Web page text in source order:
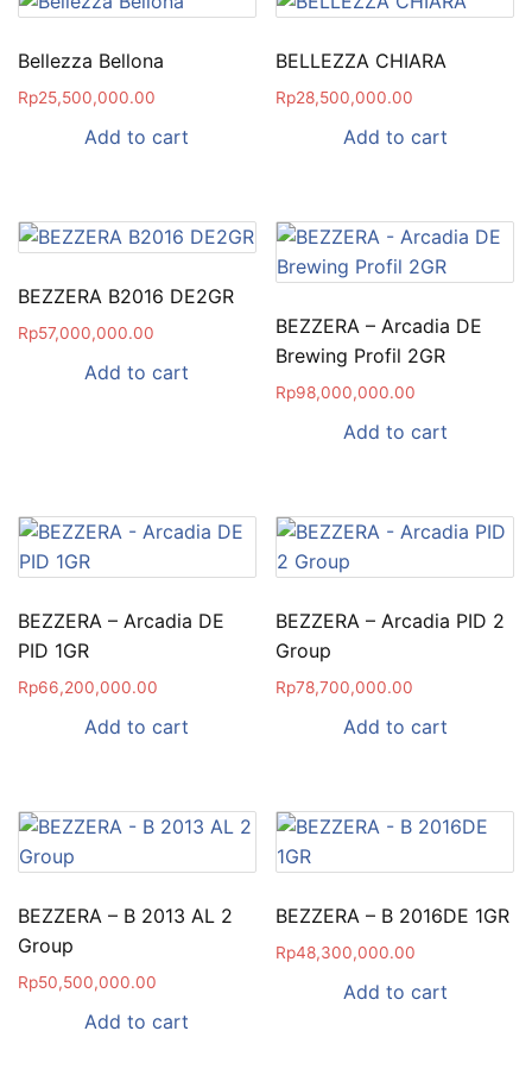
Bellezza Bellona
Rp25,500,000.00
Add to cart
BELLEZZA CHIARA
Rp28,500,000.00
Add to cart
BEZZERA B2016 DE2GR
Rp57,000,000.00
Add to cart
BEZZERA – Arcadia DE
Brewing Profil 2GR
Rp98,000,000.00
Add to cart
BEZZERA – Arcadia DE
PID 1GR
Rp66,200,000.00
Add to cart
BEZZERA – Arcadia PID 2
Group
Rp78,700,000.00
Add to cart
BEZZERA – B 2013 AL 2
Group
Rp50,500,000.00
Add to cart
BEZZERA – B 2016DE 1GR
Rp48,300,000.00
Add to cart